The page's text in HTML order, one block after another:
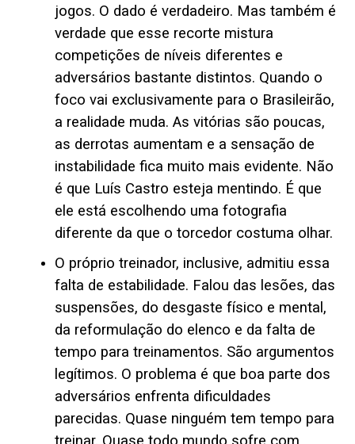
jogos. O dado é verdadeiro. Mas também é
verdade que esse recorte mistura
competições de níveis diferentes e
adversários bastante distintos. Quando o
foco vai exclusivamente para o Brasileirão,
a realidade muda. As vitórias são poucas,
as derrotas aumentam e a sensação de
instabilidade fica muito mais evidente. Não
é que Luís Castro esteja mentindo. É que
ele está escolhendo uma fotografia
diferente da que o torcedor costuma olhar.
O próprio treinador, inclusive, admitiu essa
falta de estabilidade. Falou das lesões, das
suspensões, do desgaste físico e mental,
da reformulação do elenco e da falta de
tempo para treinamentos. São argumentos
legítimos. O problema é que boa parte dos
adversários enfrenta dificuldades
parecidas. Quase ninguém tem tempo para